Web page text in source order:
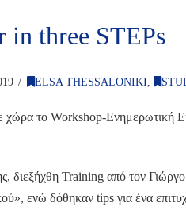
in three STEPs
ELSA THESSALONIKI,
χώρα το Workshop-Ενημερωτική
διεξήχθη Training από τον
ενώ δόθηκαν tips για ένα